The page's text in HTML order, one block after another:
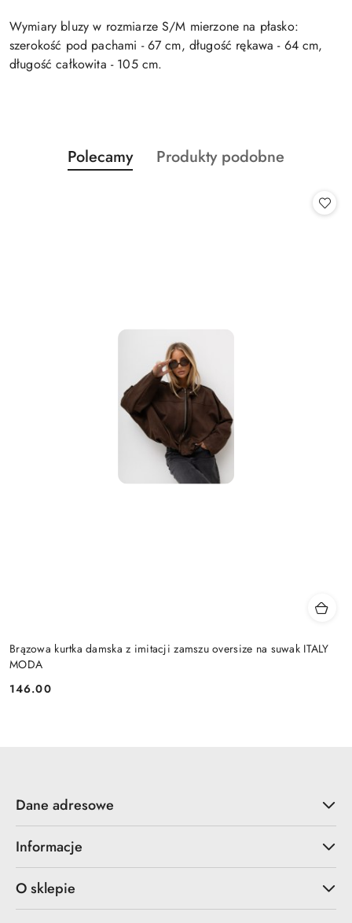
Wymiary bluzy w rozmiarze S/M mierzone na płasko:
szerokość pod pachami - 67 cm, długość rękawa - 64 cm,
długość całkowita - 105 cm.
Pomiń karuzelę produktów
Produkty
o
Polecamy
Produkty
Produkty podobne
Brązowa kurtka damska z imitacji zamszu oversize na suwak ITALY
MODA
Cena:
146.00
Dane adresowe
Informacje
O sklepie